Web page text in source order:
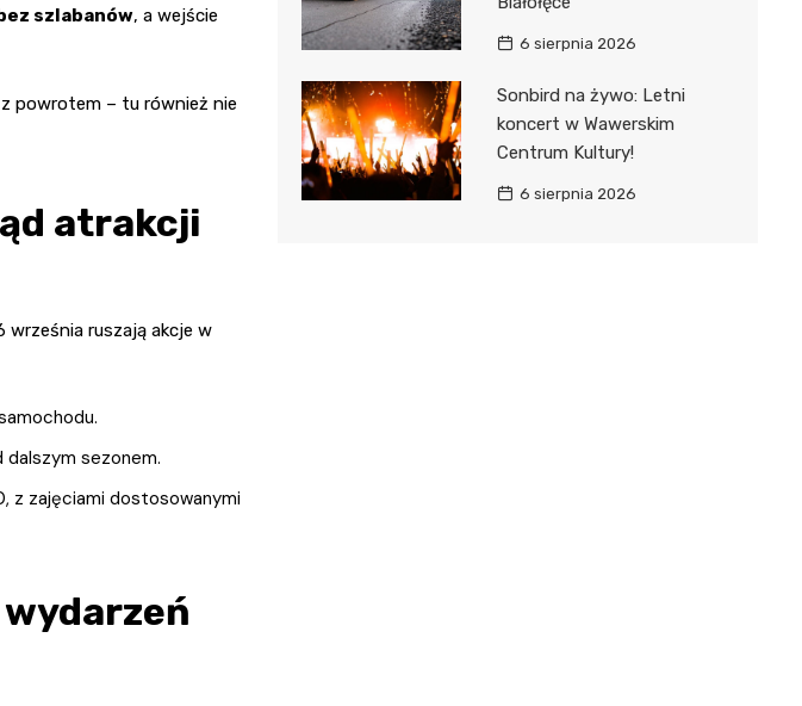
szlabanów, a wejście
powrotem – tu również nie
atrakcji
września ruszają akcje w
dalszym sezonem.
z zajęciami dostosowanymi
6 sierpnia 2026
Sonbird na żywo: Letni
koncert w Wawerskim
Centrum Kultury!
6 sierpnia 2026